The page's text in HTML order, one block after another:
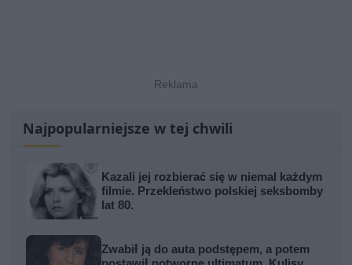
Najpopularniejsze w tej chwili
Kazali jej rozbierać się w niemal każdym
filmie. Przekleństwo polskiej seksbomby
lat 80.
Zwabił ją do auta podstępem, a potem